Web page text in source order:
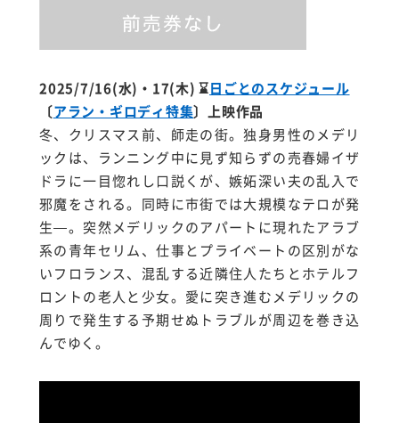
2025/7/16(水)・17(木) ⌛日ごとのスケジュール
〔アラン・ギロディ特集〕上映作品
冬、クリスマス前、師走の街。独身男性のメデリ
ックは、ランニング中に見ず知らずの売春婦イザ
ドラに一目惚れし口説くが、嫉妬深い夫の乱入で
邪魔をされる。同時に市街では大規模なテロが発
生—。突然メデリックのアパートに現れたアラブ
系の青年セリム、仕事とプライベートの区別がな
いフロランス、混乱する近隣住人たちとホテルフ
ロントの老人と少女。愛に突き進むメデリックの
周りで発生する予期せぬトラブルが周辺を巻き込
んでゆく。